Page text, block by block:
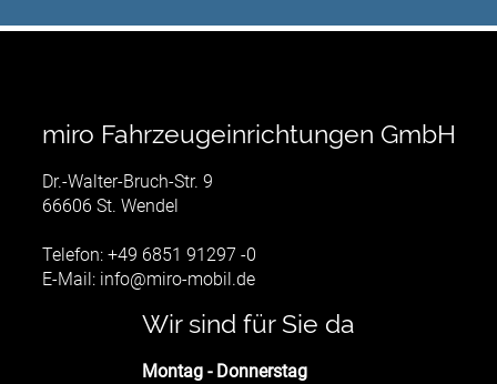
miro Fahrzeugeinrichtungen GmbH
Dr.-Walter-Bruch-Str. 9
66606 St. Wendel
Telefon: +49 6851 91297 -0
E-Mail: info@miro-mobil.de
Wir sind für Sie da
Montag - Donnerstag